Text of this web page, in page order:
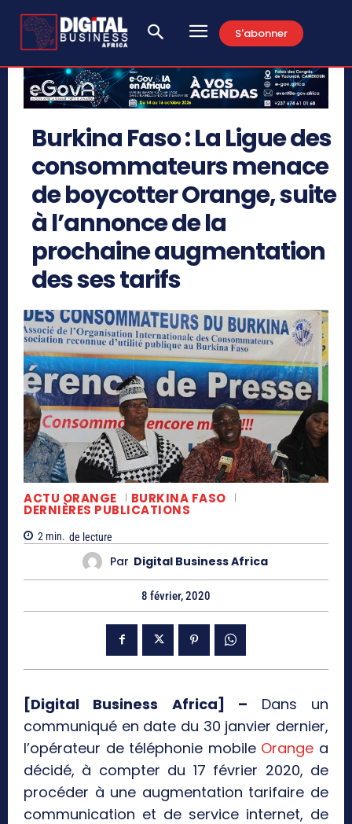
S'abonner
Burkina Faso : La Ligue des
consommateurs menace
de boycotter Orange, suite
à l’annonce de la
prochaine augmentation
des ses tarifs
ACTU ORANGE BURKINA FASO
DERNIÈRES PUBLICATIONS
2 min. de lecture
Par Digital Business Africa
8 février, 2020
[Digital Business Africa] – Dans un
communiqué en date du 30 janvier dernier,
l’opérateur de téléphonie mobile Orange a
décidé, à compter du 17 février 2020, de
procéder à une augmentation tarifaire de
communication et de service internet, de